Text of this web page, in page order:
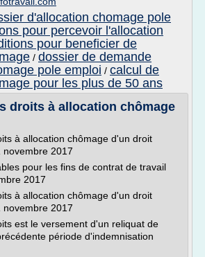
d'allocation chomage pole
pour percevoir l'allocation
pour beneficier de
/ dossier de demande
pole emploi / calcul de
pour les plus de 50 ans
droits à allocation chômage
à allocation chômage d'un droit
2017
pour les fins de contrat de travail
2017
à allocation chômage d'un droit
2017
est le versement d'un reliquat de
période d'indemnisation